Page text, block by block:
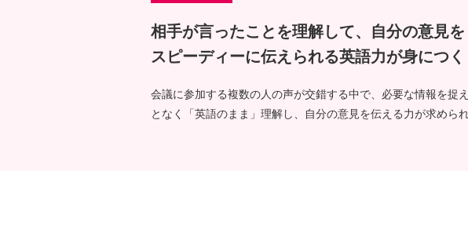
相手が言ったことを理解して、自分の意見を
スピーディーに伝えられる英語力が身につく
会議に参加する複数の人の声が交錯する中で、必要な情報を捉
となく「英語のまま」理解し、自分の意見を伝える力が求めら